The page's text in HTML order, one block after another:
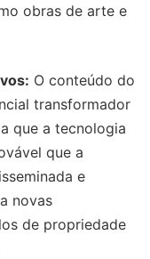
obras de arte e
O conteúdo do
transformador
que a tecnologia
que a
e
novas
de propriedade